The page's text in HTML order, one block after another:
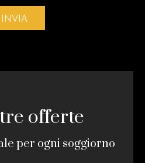
offerte
per ogni soggiorno